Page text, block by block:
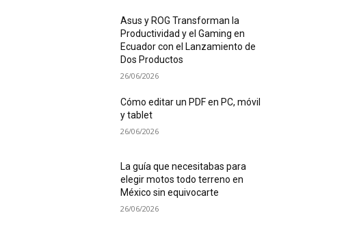
Asus y ROG Transforman la
Productividad y el Gaming en
Ecuador con el Lanzamiento de
Dos Productos
26/06/2026
Cómo editar un PDF en PC, móvil
y tablet
26/06/2026
La guía que necesitabas para
elegir motos todo terreno en
México sin equivocarte
26/06/2026